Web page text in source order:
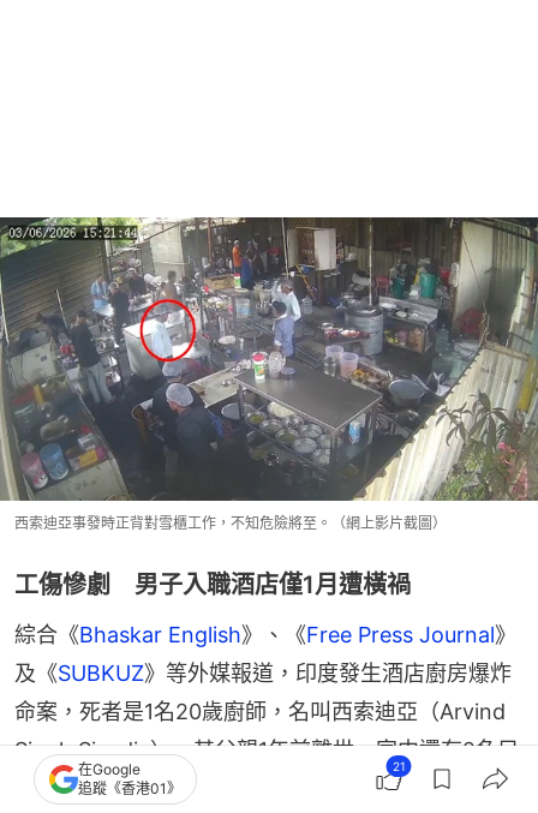
西索迪亞事發時正背對雪櫃工作，不知危險將至。（網上影片截圖）
工傷慘劇 男子入職酒店僅1月遭橫禍
綜合《Bhaskar English》、《Free Press Journal》
及《SUBKUZ》等外媒報道，印度發生酒店廚房爆炸
命案，死者是1名20歲廚師，名叫西索迪亞（Arvind
Singh Sisodia），其父親1年前離世，家中還有2名兄
弟姊妹。七個月前，身為長子的他為贍養家庭，隻身
在Google
追蹤《香港01》
21